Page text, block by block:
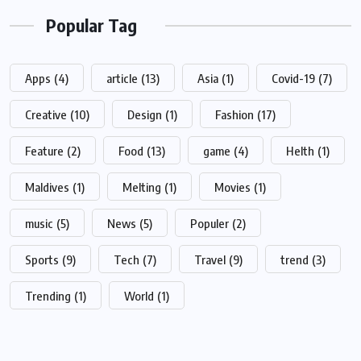
Popular Tag
Apps (4) article (13) Asia (1) Covid-19 (7)
Creative (10) Design (1) Fashion (17)
Feature (2) Food (13) game (4) Helth (1)
Maldives (1) Melting (1) Movies (1)
music (5) News (5) Populer (2)
Sports (9) Tech (7) Travel (9) trend (3)
Trending (1) World (1)